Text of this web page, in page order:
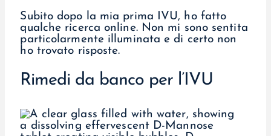
Subito dopo la mia prima IVU, ho fatto
qualche ricerca online. Non mi sono sentita
particolarmente illuminata e di certo non
ho trovato risposte.
Rimedi da banco per l’IVU